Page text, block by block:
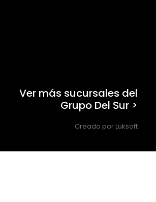
Ver más sucursales del
Grupo Del Sur >
Creado por Luksoft